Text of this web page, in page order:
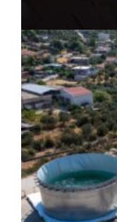
ΡΕΠΟΡΤΑΖ | 07/08/
Ο Δούκας για
μάχη των
μου να